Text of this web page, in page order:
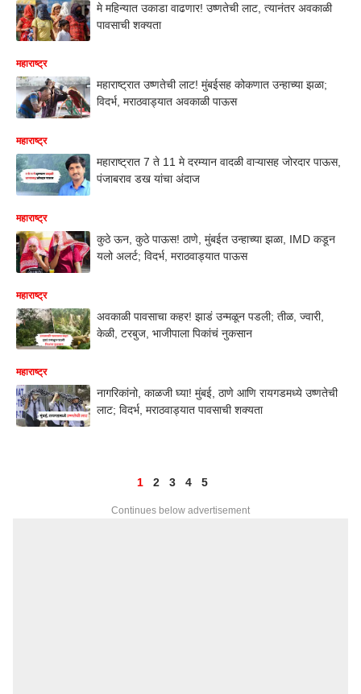
मे महिन्यात उकाडा वाढणार! उष्णतेची लाट, त्यानंतर अवकाळी
पावसाची शक्यता
महाराष्ट्र
महाराष्ट्रात उष्णतेची लाट! मुंबईसह कोकणात उन्हाच्या झळा;
विदर्भ, मराठवाड्यात अवकाळी पाऊस
महाराष्ट्र
महाराष्ट्रात 7 ते 11 मे दरम्यान वादळी वाऱ्यासह जोरदार पाऊस,
पंजाबराव डख यांचा अंदाज
महाराष्ट्र
कुठे ऊन, कुठे पाऊस! ठाणे, मुंबईत उन्हाच्या झळा, IMD कडून
यलो अलर्ट; विदर्भ, मराठवाड्यात पाऊस
महाराष्ट्र
अवकाळी पावसाचा कहर! झाडं उन्मळून पडली; तीळ, ज्वारी,
केळी, टरबुज, भाजीपाला पिकांचं नुकसान
महाराष्ट्र
नागरिकांनो, काळजी घ्या! मुंबई, ठाणे आणि रायगडमध्ये उष्णतेची
लाट; विदर्भ, मराठवाड्यात पावसाची शक्यता
1 2 3 4 5
Continues below advertisement